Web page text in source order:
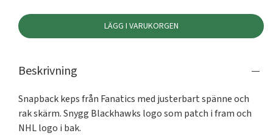
LÄGG I VARUKORGEN
Beskrivning
Snapback keps från Fanatics med justerbart spänne och
rak skärm. Snygg Blackhawks logo som patch i fram och
NHL logo i bak.